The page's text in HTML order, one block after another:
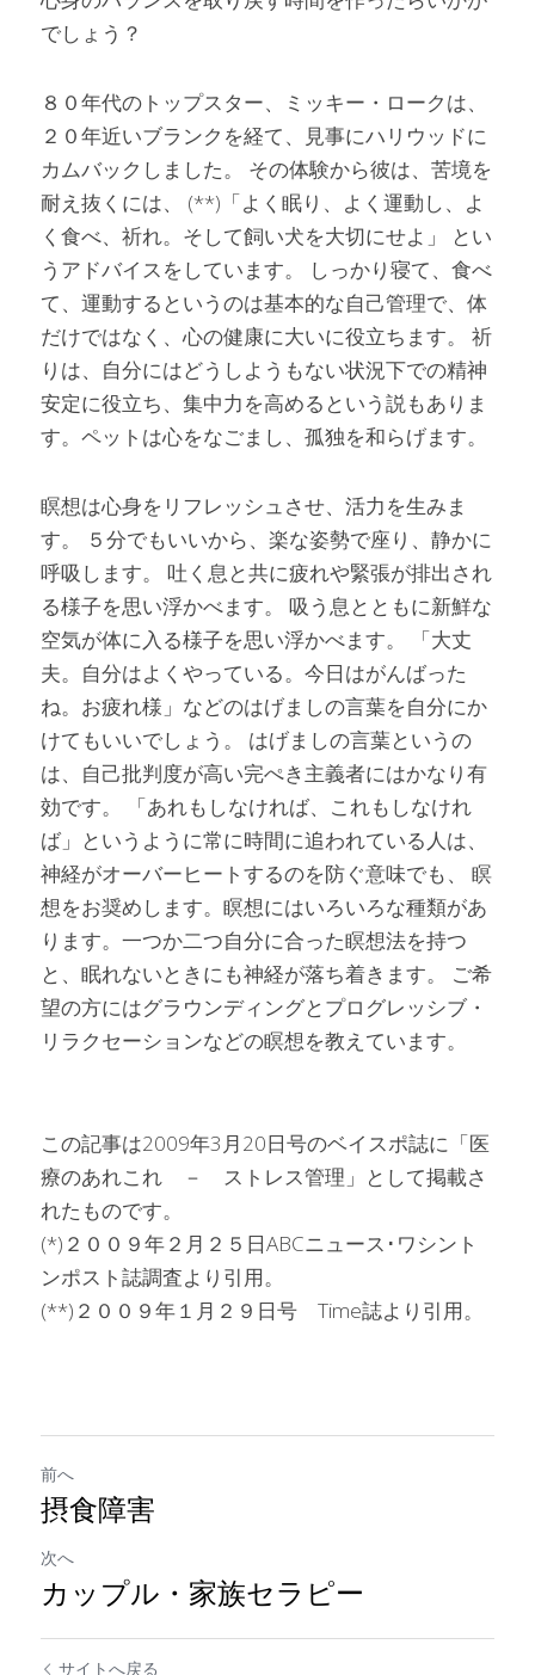
でしょう？
８０年代のトップスター、ミッキー・ロークは、
２０年近いブランクを経て、見事にハリウッドに
カムバックしました。 その体験から彼は、苦境を
耐え抜くには、 (**)「よく眠り、よく運動し、よ
く食べ、祈れ。そして飼い犬を大切にせよ」 とい
うアドバイスをしています。 しっかり寝て、食べ
て、運動するというのは基本的な自己管理で、体
だけではなく、心の健康に大いに役立ちます。 祈
りは、自分にはどうしようもない状況下での精神
安定に役立ち、集中力を高めるという説もありま
す。ペットは心をなごまし、孤独を和らげます。
瞑想は心身をリフレッシュさせ、活力を生みま
す。 ５分でもいいから、楽な姿勢で座り、静かに
呼吸します。 吐く息と共に疲れや緊張が排出され
る様子を思い浮かべます。 吸う息とともに新鮮な
空気が体に入る様子を思い浮かべます。 「大丈
夫。自分はよくやっている。今日はがんばった
ね。お疲れ様」などのはげましの言葉を自分にか
けてもいいでしょう。 はげましの言葉というの
は、自己批判度が高い完ぺき主義者にはかなり有
効です。 「あれもしなければ、これもしなけれ
ば」というように常に時間に追われている人は、
神経がオーバーヒートするのを防ぐ意味でも、 瞑
想をお奨めします。瞑想にはいろいろな種類があ
ります。一つか二つ自分に合った瞑想法を持つ
と、眠れないときにも神経が落ち着きます。 ご希
望の方にはグラウンディングとプログレッシブ・
リラクセーションなどの瞑想を教えています。
この記事は2009年3月20日号のベイスポ誌に「医
療のあれこれ　－　ストレス管理」として掲載さ
れたものです。
(*)２００９年２月２５日ABCニュース･ワシント
ンポスト誌調査より引用。
(**)２００９年１月２９日号　Time誌より引用。
前へ
摂食障害
次へ
カップル・家族セラピー
サイトへ戻る